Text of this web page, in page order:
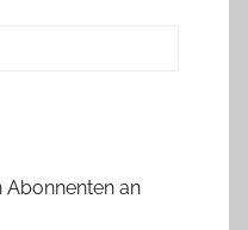
Abonnenten an